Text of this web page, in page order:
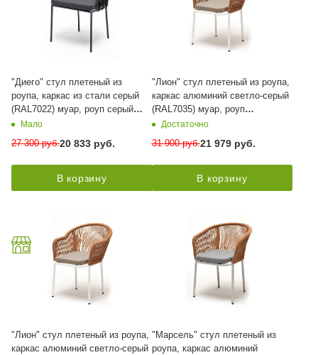
"Диего" стул плетеный из
роупа, каркас из стали серый
(RAL7022) муар, роуп серый
круглый, ткань темно-серая 027
Мало
27 300руб.20 833 руб.
В корзину
"Лион" стул плетеный из роупа,
каркас алюминий светло-серый
(RAL7035) муар, роуп
оранжевый меланж круглый,
Достаточно
31 900руб.21 979руб.
В корзину
"Лион" стул плетеный из роупа,
каркас алюминий светло-серый
"Марсель" стул плетеный из
роупа, каркас алюминий